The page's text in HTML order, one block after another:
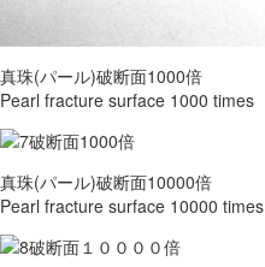
真珠(パール)破断面1000倍
Pearl fracture surface 1000 times
真珠(パール)破断面10000倍
Pearl fracture surface 10000 times